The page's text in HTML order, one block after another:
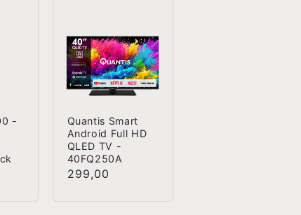
-
Quantis Smart
Android Full HD
QLED TV -
40FQ250A
Normale
299,00